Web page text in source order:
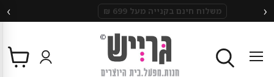
‹ משלוח חינם בקנייה מעל 699 ₪ ›
תפריט
צפי
בסל